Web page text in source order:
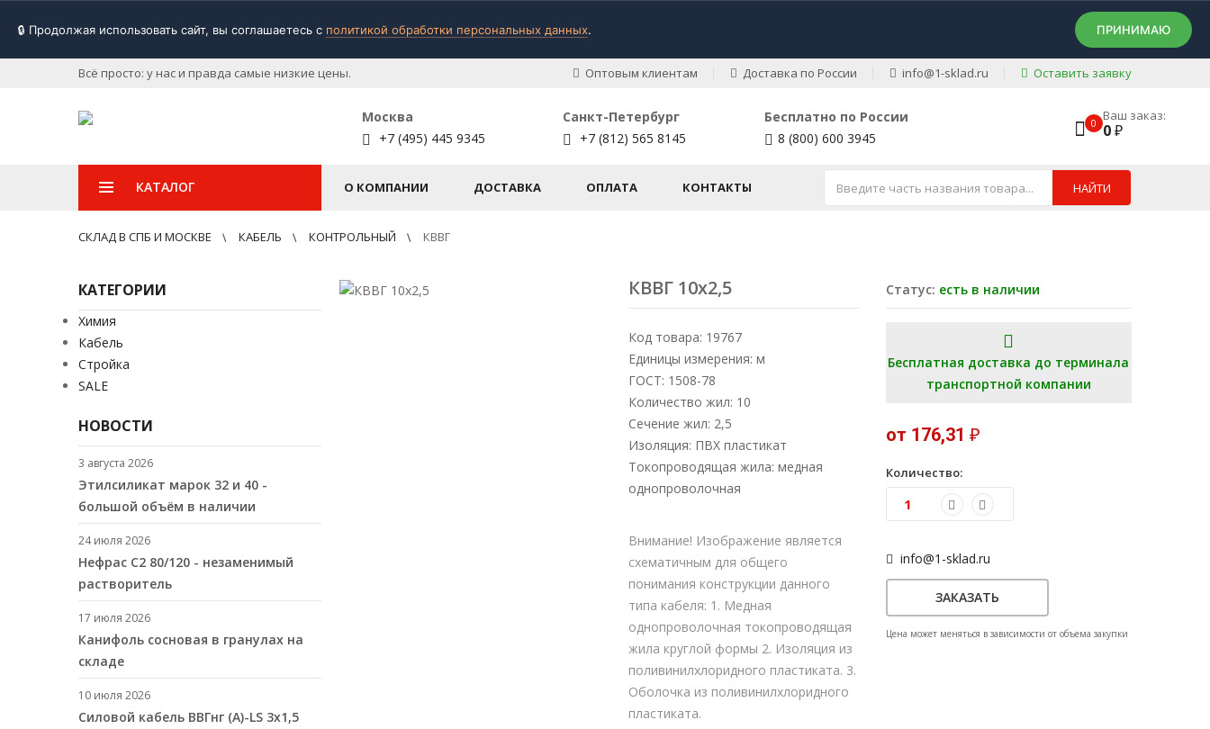
🔒 Продолжая использовать сайт, вы соглашаетесь с политикой обработки персональных данных. ПРИНИМАЮ
Всё просто: у нас и правда самые низкие цены. Оптовым клиентам Доставка по России info@1-sklad.ru Оставить заявку
Москва
+7 (495) 445 9345
Санкт-Петербург
+7 (812) 565 8145
Бесплатно по России
8 (800) 600 3945
0 Ваш заказ:
0 ₽
КАТАЛОГ О КОМПАНИИ ДОСТАВКА ОПЛАТА КОНТАКТЫ НАЙТИ
СКЛАД В СПБ И МОСКВЕ КАБЕЛЬ КОНТРОЛЬНЫЙ КВВГ
КВВГ 10х2,5
Код товара: 19767
Единицы измерения: м
ГОСТ: 1508-78
Количество жил: 10
Сечение жил: 2,5
Изоляция: ПВХ пластикат
Токопроводящая жила: медная
однопроволочная
Внимание! Изображение является
схематичным для общего
понимания конструкции данного
типа кабеля: 1. Медная
однопроволочная токопроводящая
жила круглой формы 2. Изоляция из
поливинилхлоридного пластиката. 3.
Оболочка из поливинилхлоридного
пластиката.
Статус: есть в наличии
Бесплатная доставка до терминала
транспортной компании
от 176,31 ₽
Количество:
info@1-sklad.ru
ЗАКАЗАТЬ
Цена может меняться в зависимости от объема закупки
КАТЕГОРИИ
Химия
Кабель
Стройка
SALE
НОВОСТИ
3 августа 2026
Этилсиликат марок 32 и 40 -
большой объём в наличии
24 июля 2026
Нефрас С2 80/120 - незаменимый
растворитель
17 июля 2026
Канифоль сосновая в гранулах на
складе
10 июля 2026
Cиловой кабель ВВГнг (A)-LS 3х1,5